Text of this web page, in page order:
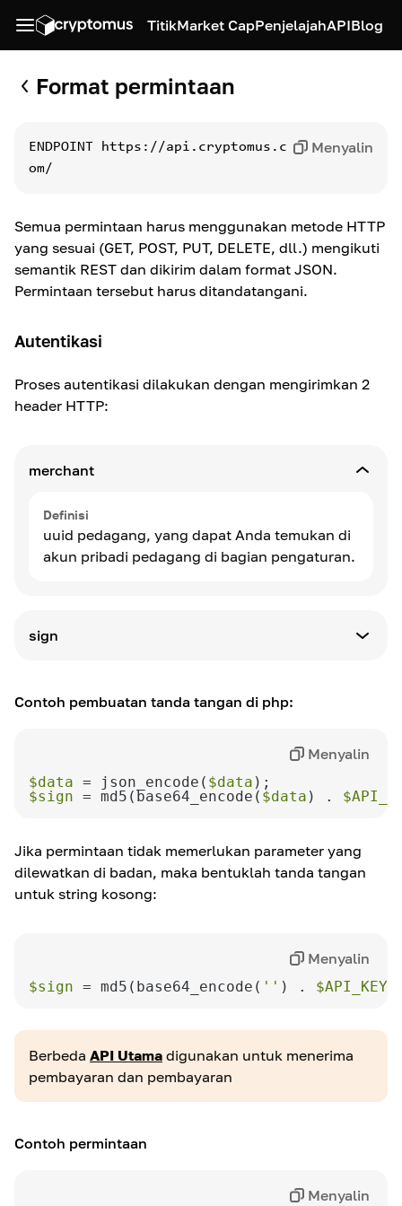
TitikMarket CapPenjelajahAPIBlog
Format permintaan
ENDPOINT
https://api.cryptomus.c
om/
Menyalin
Semua permintaan harus menggunakan metode HTTP
yang sesuai (GET, POST, PUT, DELETE, dll.) mengikuti
semantik REST dan dikirim dalam format JSON.
Permintaan tersebut harus ditandatangani.
Autentikasi
Proses autentikasi dilakukan dengan mengirimkan 2
header HTTP:
merchant
Definisi
uuid pedagang, yang dapat Anda temukan di
akun pribadi pedagang di bagian pengaturan.
sign
dikodekan dalam base64 dan digabungkan
Contoh pembuatan tanda tangan di php:
$data = json_encode( $data
$sign = md5(base64_encode( $data ) .
Menyalin
Jika permintaan tidak memerlukan parameter yang
dilewatkan di badan, maka bentuklah tanda tangan
untuk string kosong:
$sign = md5(base64_encode( '' ) . $API_KEY
Menyalin
Berbeda API Utama digunakan untuk menerima
pembayaran dan pembayaran
Contoh permintaan
Menyalin